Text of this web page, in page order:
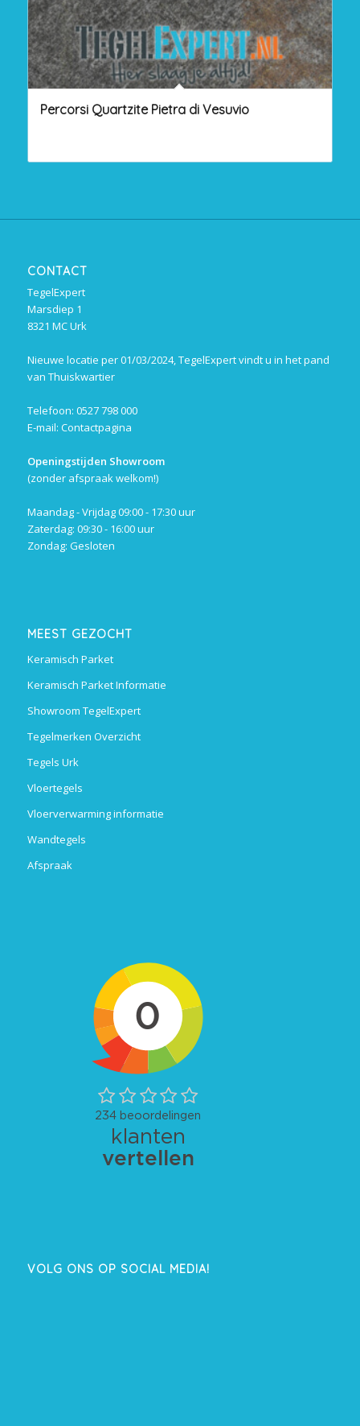
Percorsi Quartzite Pietra di Vesuvio
CONTACT
TegelExpert
Marsdiep 1
8321 MC Urk
Nieuwe locatie per 01/03/2024, TegelExpert vindt u in het pand
van Thuiskwartier
Telefoon: 0527 798 000
E-mail: Contactpagina
Openingstijden Showroom
(zonder afspraak welkom!)
Maandag - Vrijdag 09:00 - 17:30 uur
Zaterdag: 09:30 - 16:00 uur
Zondag: Gesloten
MEEST GEZOCHT
Keramisch Parket
Keramisch Parket Informatie
Showroom TegelExpert
Tegelmerken Overzicht
Tegels Urk
Vloertegels
Vloerverwarming informatie
Wandtegels
Afspraak
VOLG ONS OP SOCIAL MEDIA!